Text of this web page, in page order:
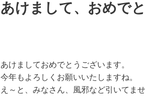
あけまして、おめで
あけましておめでとうございます。
今年もよろしくお願いいたしますね。
え～と、みなさん、風邪など引いてま